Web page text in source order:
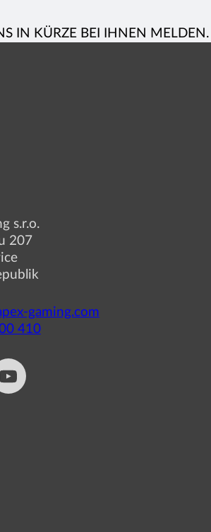
IN KÜRZE BEI IHNEN
s.r.o.
207
gaming.com
410